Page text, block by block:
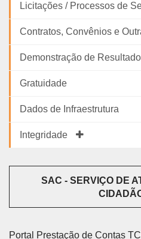
Licitações / Processos de
Contratos, Convênios e
Demonstração de
Gratuidade
Dados de Infraestrutura
Integridade
SAC - SERVIÇO DE
Portal Prestação de Contas